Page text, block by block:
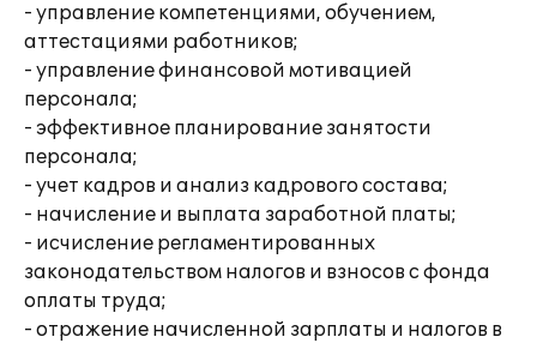
- управление компетенциями, обучением,
аттестациями работников;
- управление финансовой мотивацией
персонала;
- эффективное планирование занятости
персонала;
- учет кадров и анализ кадрового состава;
- начисление и выплата заработной платы;
- исчисление регламентированных
законодательством налогов и взносов с фонда
оплаты труда;
- отражение начисленной зарплаты и налогов в